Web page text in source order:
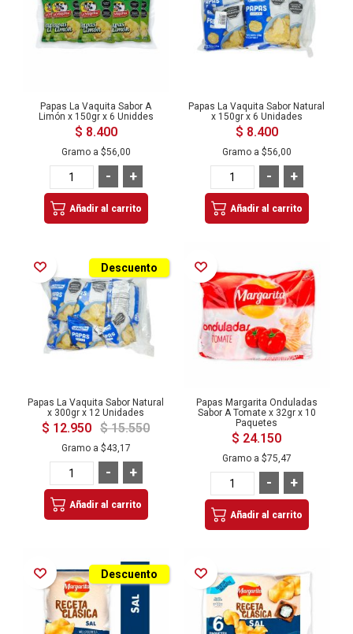
Papas La Vaquita Sabor A
Limón x 150gr x 6 Uniddes
$ 8.400
Gramo a $56,00
+
-
Añadir al carrito
Papas La Vaquita Sabor Natural
x 150gr x 6 Unidades
$ 8.400
Gramo a $56,00
+
-
Añadir al carrito
Añadir a la Lista de Deseos
Papas La Vaquita Sabor Natural
x 300gr x 12 Unidades
$ 12.950
Descuento
$ 15.550
Gramo a $43,17
+
-
Añadir al carrito
Añadir a la Lista de Deseos
Papas Margarita Onduladas
Sabor A Tomate x 32gr x 10
Paquetes
$ 24.150
Gramo a $75,47
+
-
Añadir al carrito
Añadir a la Lista de Deseos Descuento Añadir a la Lista de Deseos